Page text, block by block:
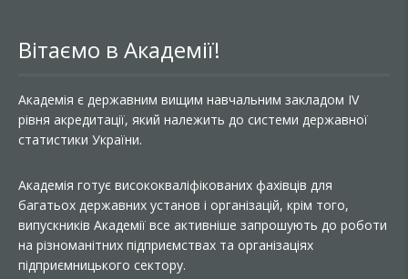
Вітаємо в Академії!
Академія є державним вищим навчальним закладом IV
рівня акредитації, який належить до системи державної
статистики України.
Академія готує висококваліфікованих фахівців для
багатьох державних установ і організацій, крім того,
випускників Академії все активніше запрошують до роботи
на різноманітних підприємствах та організаціях
підприємницького сектору.